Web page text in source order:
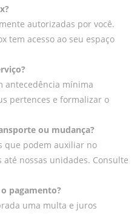
autorizadas por você.
tem acesso ao seu espaço
antecedência mínima
pertences e formalizar o
ou mudança?
que podem auxiliar no
nossas unidades. Consulte
pagamento?
uma multa e juros